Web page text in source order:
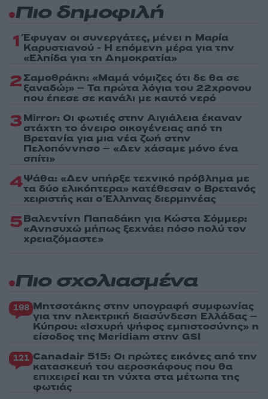
Πιο δημοφιλή
1 Έφυγαν οι συνεργάτες, μένει η Μαρία
Καρυστιανού - Η επόμενη μέρα για την
«Ελπίδα για τη Δημοκρατία»
2Σαμοθράκη: «Μαμά νόμιζες ότι δε θα σε
ξαναδώ;» – Τα πρώτα λόγια του 22χρονου
που έπεσε σε κανάλι με καυτό νερό
3Mirror: Οι φωτιές στην Αιγιάλεια έκαναν
στάχτη το όνειρο οικογένειας από τη
Βρετανία για μια νέα ζωή στην
Πελοπόννησο – «Δεν χάσαμε μόνο ένα
σπίτι»
4Ψάθα: «Δεν υπήρξε τεχνικό πρόβλημα με
τα δύο ελικόπτερα» κατέθεσαν ο Βρετανός
χειριστής και ο Έλληνας διερμηνέας
5Βαλεντίνη Παπαδάκη για Κώστα Σόμμερ:
«Ανησυχώ μήπως ξεχνάει πόσο πολύ τον
χρειαζόμαστε»
Πιο σχολιασμένα
198 Μητσοτάκης στην υπογραφή συμφωνίας
για την ηλεκτρική διασύνδεση Ελλάδας –
Κύπρου: «Ισχυρή ψήφος εμπιστοσύνης» η
είσοδος της Meridiam στην GSI
121 Canadair 515: Οι πρώτες εικόνες από την
κατασκευή του αεροσκάφους που θα
επιχειρεί και τη νύχτα στα μέτωπα της
φωτιάς